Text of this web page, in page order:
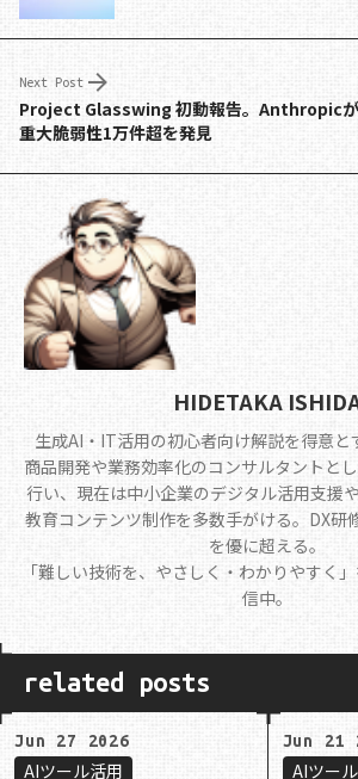
o
k
s
Next Post
Project Glasswing 初動報告。Anthropic
重大脆弱性1万件超を発見
HIDETAKA
生成AI・IT活用の初心者向け解説を得意と
商品開発や業務効率化のコンサルタントと
行い、現在は中小企業のデジタル活用支援
教育コンテンツ制作を多数手がける。DX研
を優に超える。
｢難しい技術を、やさしく・わかりやすく
信中。
related posts
Jun 27 2026
AIツール活用
Jun 21
AIツー